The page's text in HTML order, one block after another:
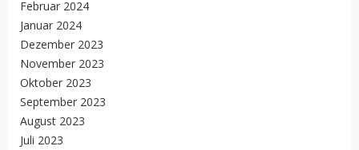
Februar 2024
Januar 2024
Dezember 2023
November 2023
Oktober 2023
September 2023
August 2023
Juli 2023